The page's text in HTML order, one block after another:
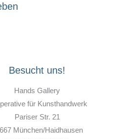
Besucht uns!
Hands Gallery
für Kunsthandwerk
Pariser Str. 21
München/Haidhausen